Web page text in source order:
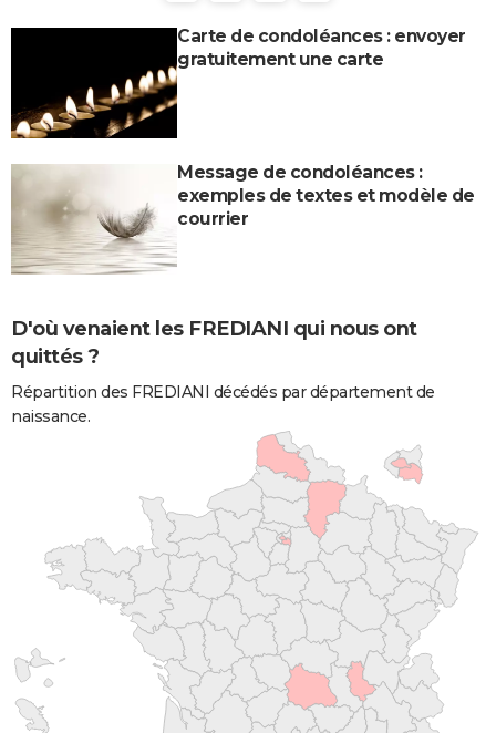
Carte de condoléances : envoyer
gratuitement une carte
Message de condoléances :
exemples de textes et modèle de
courrier
D'où venaient les FREDIANI qui nous ont
quittés ?
Répartition des FREDIANI décédés par département de
naissance.